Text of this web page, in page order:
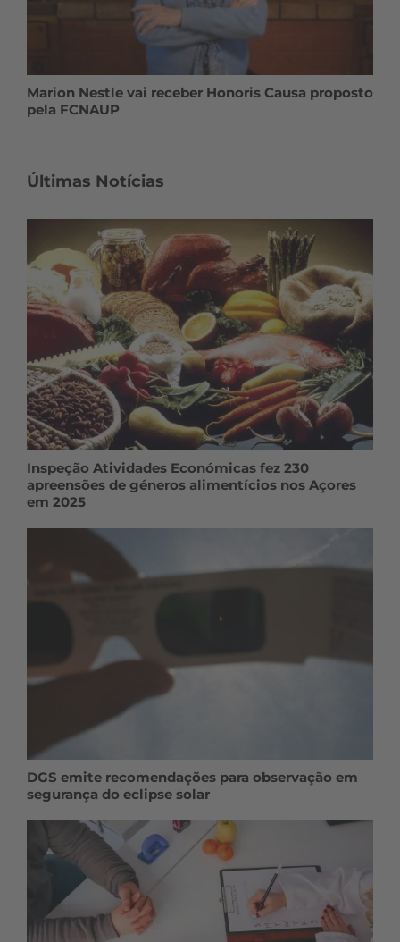
Marion Nestle vai receber Honoris Causa proposto
pela FCNAUP
Últimas Notícias
Inspeção Atividades Económicas fez 230
apreensões de géneros alimentícios nos Açores
em 2025
DGS emite recomendações para observação em
segurança do eclipse solar